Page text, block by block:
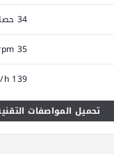
34 حصان
35 Nm @ 6,000 rpm نيوتن - متر
139 Km/h كم/ ساعة
تحميل المواصفات